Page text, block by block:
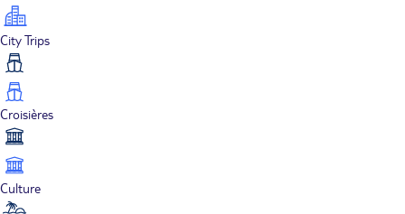
City Trips
Croisières
Culture